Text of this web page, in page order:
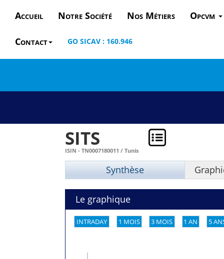
Accueil Notre Société Nos Métiers Opcvm
Contact GO SICAV : 160.946
SITS
ISIN - TN0007180011 / Tunis
Synthèse
Le graphique
INTRADAY 1 MOIS 3 MOIS 1 AN 5